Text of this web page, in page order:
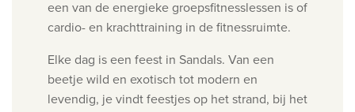
een van de energieke groepsfitnesslessen is of
cardio- en krachttraining in de fitnessruimte.
Elke dag is een feest in Sandals. Van een
beetje wild en exotisch tot modern en
levendig, je vindt feestjes op het strand, bij het